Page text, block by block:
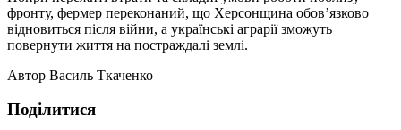
фронту, фермер переконаний, що Херсонщина обов’язково
відновиться після війни, а українські аграрії зможуть
повернути життя на постраждалі землі.
Автор Василь Ткаченко
Поділитися